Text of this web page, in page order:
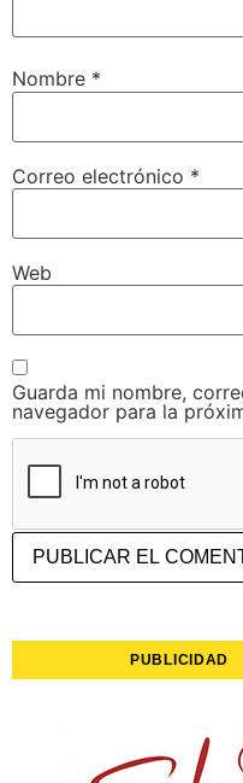
Nombre *
Correo electrónico *
Web
Guarda mi nombre,
navegador para la
PUBLICIDAD